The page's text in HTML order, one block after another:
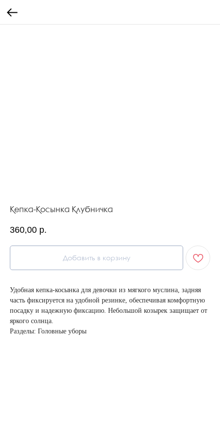
Кепка-Косынка Клубничка
360,00 р.
Добавить в корзину
Удобная кепка-косынка для девочки из мягкого муслина, задняя
часть фиксируется на удобной резинке, обеспечивая комфортную
посадку и надежную фиксацию. Небольшой козырек защищает от
яркого солнца.
Разделы: Головные уборы